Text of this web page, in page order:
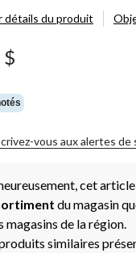
détails du produit
$
vous aux alertes de
cet article
du magasin
magasins de la région.
similaires